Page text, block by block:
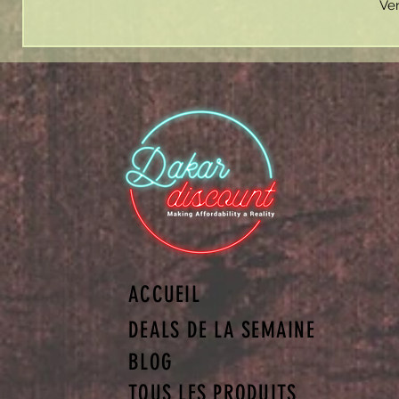
ACCUEIL
DEALS DE LA SEMAINE
BLOG
TOUS LES PRODUITS